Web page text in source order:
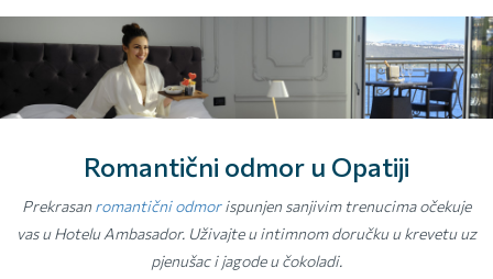
Romantični odmor u Opatiji
Prekrasanromantični odmorispunjen sanjivim trenucima očekuje
vas u Hotelu Ambasador. Uživajte u intimnom doručku u krevetu uz
pjenušac i jagode u čokoladi.